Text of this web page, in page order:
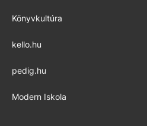
Könyvkultúra
kello.hu
pedig.hu
Modern Iskola